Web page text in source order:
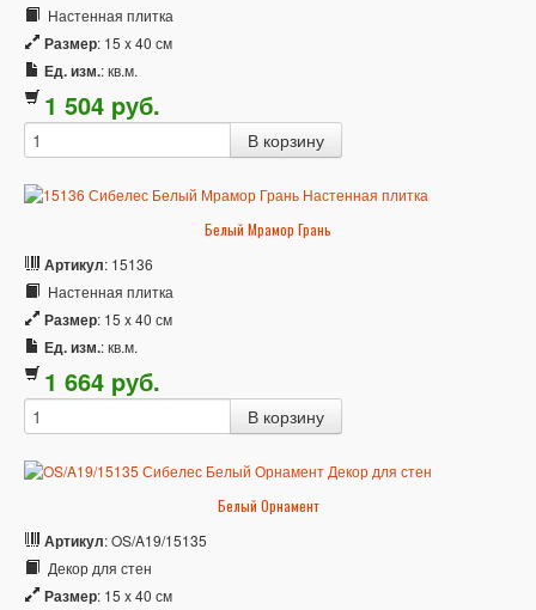
Настенная плитка
Размер: 15 x 40 см
Ед. изм.: кв.м.
1 504 pуб.
Белый Мрамор Грань
Артикул: 15136
Настенная плитка
Размер: 15 x 40 см
Ед. изм.: кв.м.
1 664 pуб.
Белый Орнамент
Артикул: OS/A19/15135
Декор для стен
Размер: 15 x 40 см